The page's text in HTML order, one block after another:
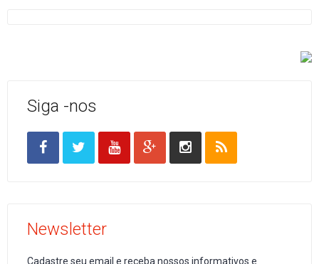
Siga -nos
Newsletter
Cadastre seu email e receba nossos informativos e